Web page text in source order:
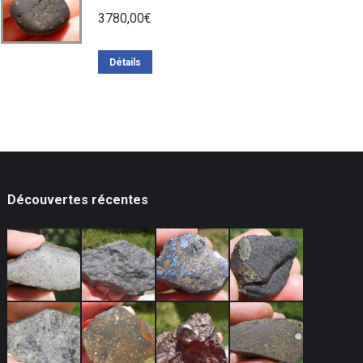
3780,00€
Détails
Découvertes récentes